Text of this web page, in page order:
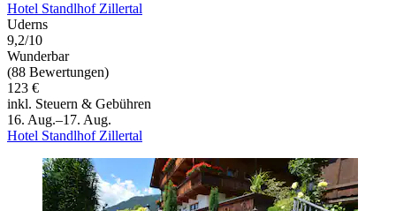
Hotel Standlhof Zillertal
Uderns
9,2/10
Wunderbar
(88 Bewertungen)
123 €
inkl. Steuern & Gebühren
16. Aug.–17. Aug.
Hotel Standlhof Zillertal